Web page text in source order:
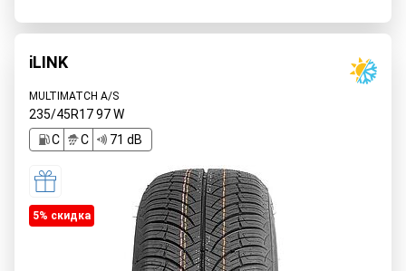
iLINK
MULTIMATCH A/S
235/45R1797W
C
C 71 dB
5% cкидка